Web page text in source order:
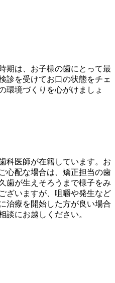
期は、お子様の歯にとって最
診を受けてお口の状態をチェ
環境づくりを心がけましょ
科医師が在籍しています。お
心配な場合は、矯正担当の歯
歯が生えそろうまで様子をみ
ざいますが、咀嚼や発生など
治療を開始した方が良い場合
談にお越しください。